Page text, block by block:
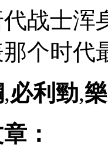
战士浑
个时代
,必利勁,
：